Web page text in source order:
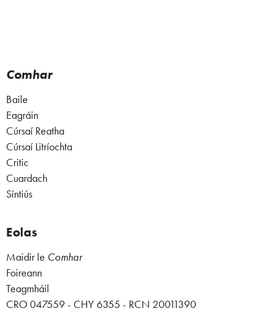
Comhar
Baile
Eagráin
Cúrsaí Reatha
Cúrsaí Litríochta
Critic
Cuardach
Síntiús
Eolas
Maidir le Comhar
Foireann
Teagmháil
CRO 047559 - CHY 6355 - RCN 20011390